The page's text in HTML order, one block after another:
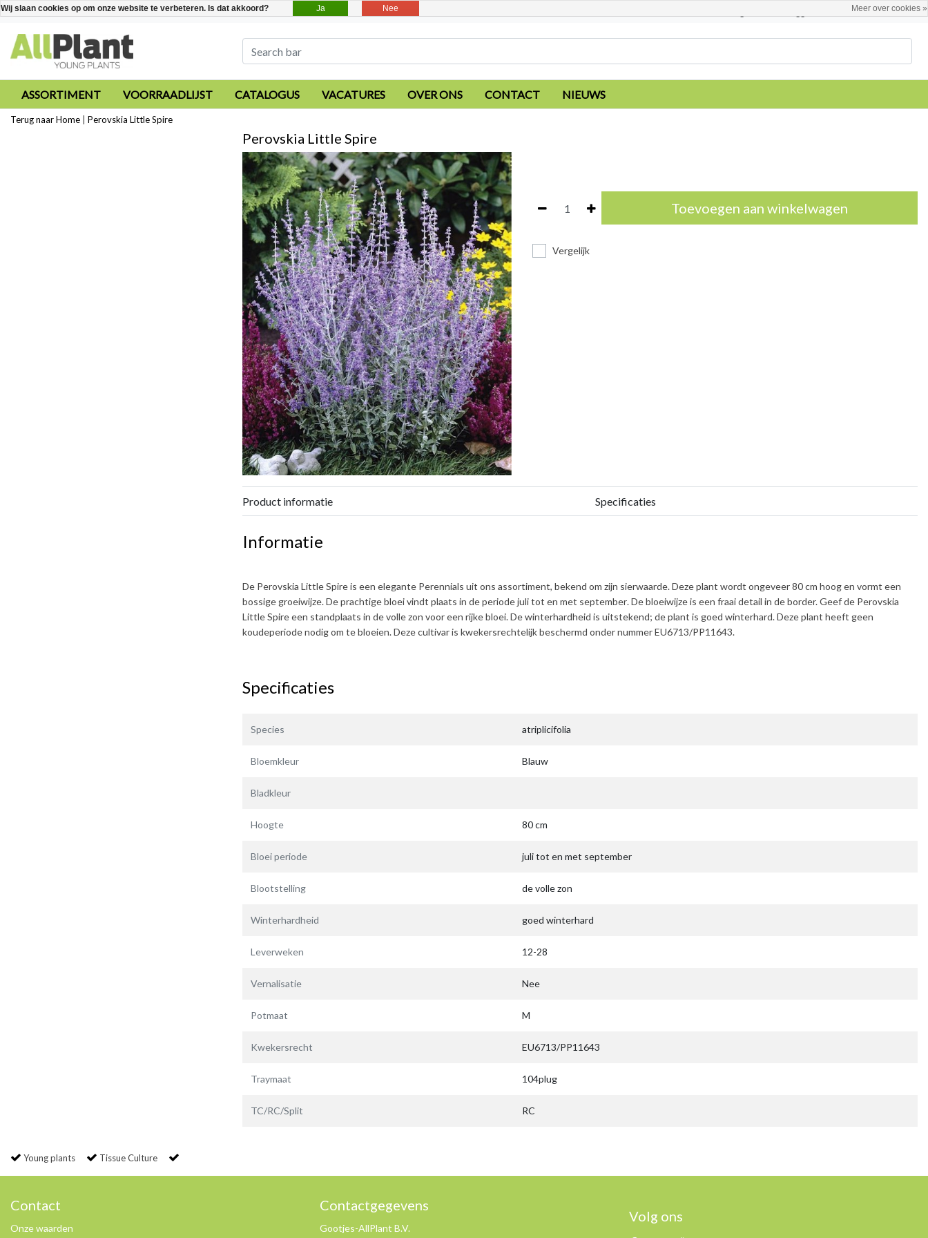
Nederlands
ASSORTIMENT VOORRAADLIJST CATALOGUS VACATURES OVER ONS CONTACT NIEUWS
Terug naar Home Perovskia Little Spire
Perovskia Little Spire
Toevoegen aan winkelwagen
Vergelijk
Product informatie Specificaties
Informatie
De Perovskia Little Spireis een elegante Perennials uit ons assortiment, bekend om zijn sierwaarde. Deze plant wordt ongeveer80 cm hoog en vormt een
bossige groeiwijze. De prachtige bloei vindt plaats in de periodejuli tot en met september. De bloeiwijze is een fraai detail in de border. Geef de Perovskia
Little Spireeen standplaats in de volle zon voor een rijke bloei. De winterhardheid is uitstekend; de plant is goed winterhard. Deze plant heeft geen
koudeperiode nodig om te bloeien. Deze cultivar is kwekersrechtelijk beschermd onder nummer EU6713/PP11643.
Specificaties
Species atriplicifolia
Bloemkleur Blauw
Bladkleur
Hoogte 80 cm
Bloei periode juli tot en met september
Blootstelling de volle zon
Winterhardheid goed winterhard
Leverweken 12-28
Vernalisatie Nee
Potmaat M
Kwekersrecht EU6713/PP11643
Traymaat 104plug
TC/RC/Split RC
Young plants Tissue Culture
Contact
Onze waarden
Contactgegevens
Gootjes-AllPlant B.V.
Volg ons
Wij slaan cookies op om onze website te verbeteren. Is dat akkoord? Ja Nee Meer over cookies »